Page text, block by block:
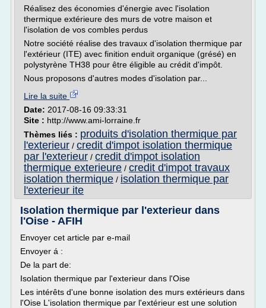
Réalisez des économies d'énergie avec l'isolation
thermique extérieure des murs de votre maison et
l'isolation de vos combles perdus
Notre société réalise des travaux d'isolation thermique par
l'extérieur (ITE) avec finition enduit organique (grésé) en
polystyrène TH38 pour être éligible au crédit d'impôt.
Nous proposons d'autres modes d'isolation par...
Lire la suite
Date: 2017-08-16 09:33:31
Site : http://www.ami-lorraine.fr
Thèmes liés : produits d'isolation thermique par
l'exterieur / credit d'impot isolation thermique
par l'exterieur / credit d'impot isolation
thermique exterieure / credit d'impot travaux
isolation thermique / isolation thermique par
l'exterieur ite
Isolation thermique par l'exterieur dans
l'Oise - AFIH
Envoyer cet article par e-mail
Envoyer á :
De la part de:
Isolation thermique par l'exterieur dans l'Oise
Les intérêts d'une bonne isolation des murs extérieurs dans
l'Oise L'isolation thermique par l'extérieur est une solution